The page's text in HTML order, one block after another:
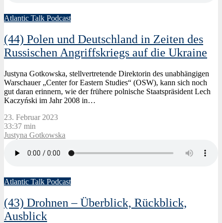
Atlantic Talk Podcast
(44) Polen und Deutschland in Zeiten des
Russischen Angriffskriegs auf die Ukraine
Justyna Gotkowska, stellvertretende Direktorin des unabhängigen
Warschauer „Center for Eastern Studies“ (OSW), kann sich noch
gut daran erinnern, wie der frühere polnische Staatspräsident Lech
Kaczyński im Jahr 2008 in…
23. Februar 2023
33:37 min
Justyna Gotkowska
Atlantic Talk Podcast
(43) Drohnen – Überblick, Rückblick,
Ausblick